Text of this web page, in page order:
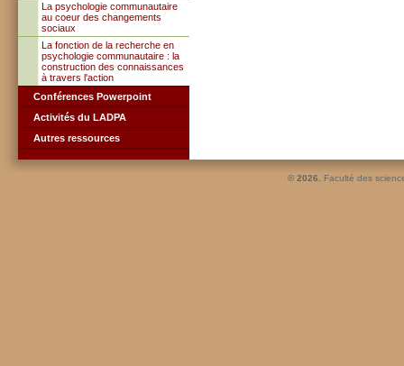
La psychologie communautaire
au coeur des changements
sociaux
La fonction de la recherche en
psychologie communautaire : la
construction des connaissances
à travers l'action
Conférences Powerpoint
Activités du LADPA
Autres ressources
© 2026. Faculté des